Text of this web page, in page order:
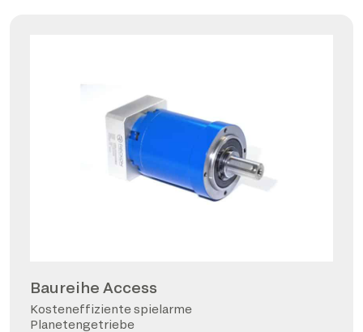
Baureihe Access
Kosteneffiziente spielarme
Planetengetriebe